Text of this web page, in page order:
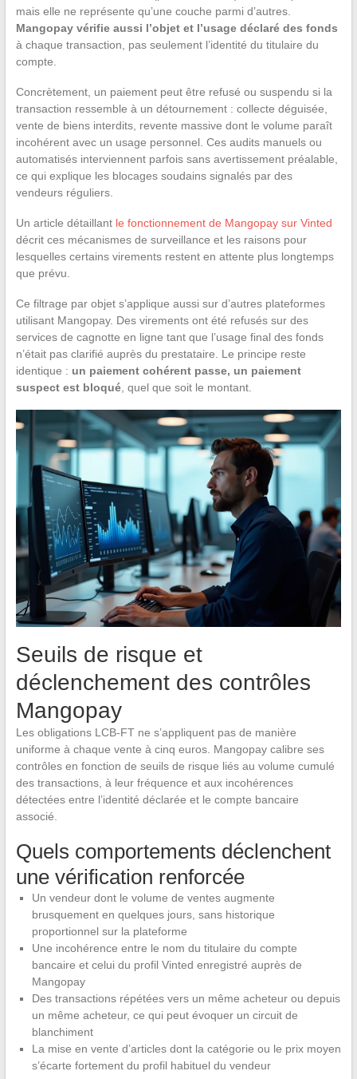
mais elle ne représente qu’une couche parmi d’autres.
Mangopay vérifie aussi l’objet et l’usage déclaré des fonds
à chaque transaction, pas seulement l’identité du titulaire du
compte.
Concrètement, un paiement peut être refusé ou suspendu si la
transaction ressemble à un détournement : collecte déguisée,
vente de biens interdits, revente massive dont le volume paraît
incohérent avec un usage personnel. Ces audits manuels ou
automatisés interviennent parfois sans avertissement préalable,
ce qui explique les blocages soudains signalés par des
vendeurs réguliers.
Un article détaillant le fonctionnement de Mangopay sur Vinted
décrit ces mécanismes de surveillance et les raisons pour
lesquelles certains virements restent en attente plus longtemps
que prévu.
Ce filtrage par objet s’applique aussi sur d’autres plateformes
utilisant Mangopay. Des virements ont été refusés sur des
services de cagnotte en ligne tant que l’usage final des fonds
n’était pas clarifié auprès du prestataire. Le principe reste
identique : un paiement cohérent passe, un paiement
suspect est bloqué, quel que soit le montant.
Seuils de risque et
déclenchement des contrôles
Mangopay
Les obligations LCB-FT ne s’appliquent pas de manière
uniforme à chaque vente à cinq euros. Mangopay calibre ses
contrôles en fonction de seuils de risque liés au volume cumulé
des transactions, à leur fréquence et aux incohérences
détectées entre l’identité déclarée et le compte bancaire
associé.
Quels comportements déclenchent
une vérification renforcée
Un vendeur dont le volume de ventes augmente
brusquement en quelques jours, sans historique
proportionnel sur la plateforme
Une incohérence entre le nom du titulaire du compte
bancaire et celui du profil Vinted enregistré auprès de
Mangopay
Des transactions répétées vers un même acheteur ou depuis
un même acheteur, ce qui peut évoquer un circuit de
blanchiment
La mise en vente d’articles dont la catégorie ou le prix moyen
s’écarte fortement du profil habituel du vendeur